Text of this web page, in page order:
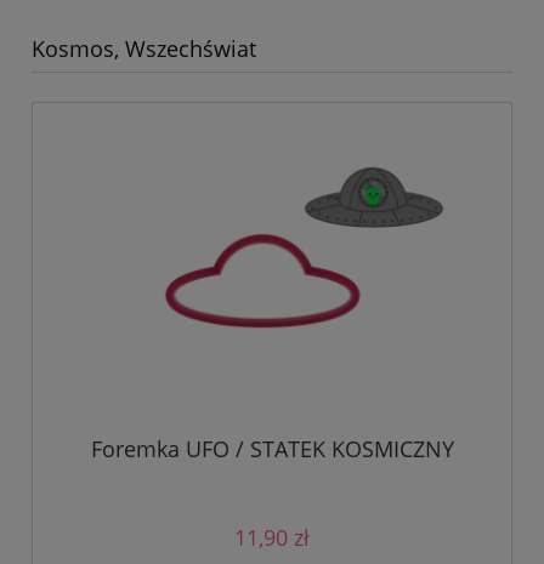
Kosmos, Wszechświat
Foremka UFO / STATEK KOSMICZNY
11,90 zł